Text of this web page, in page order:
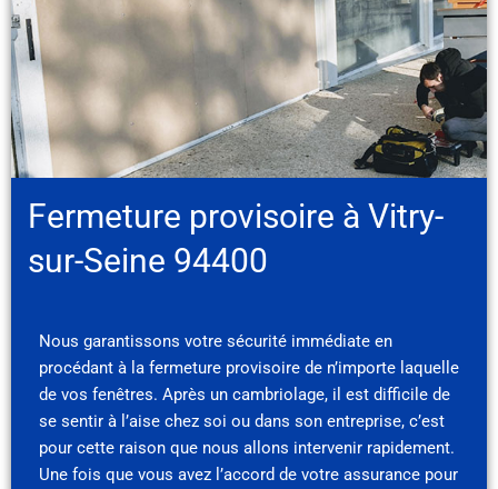
Fermeture provisoire à Vitry-
sur-Seine 94400
Nous garantissons votre sécurité immédiate en
procédant à la fermeture provisoire de n’importe laquelle
de vos fenêtres. Après un cambriolage, il est difficile de
se sentir à l’aise chez soi ou dans son entreprise, c’est
pour cette raison que nous allons intervenir rapidement.
Une fois que vous avez l’accord de votre assurance pour